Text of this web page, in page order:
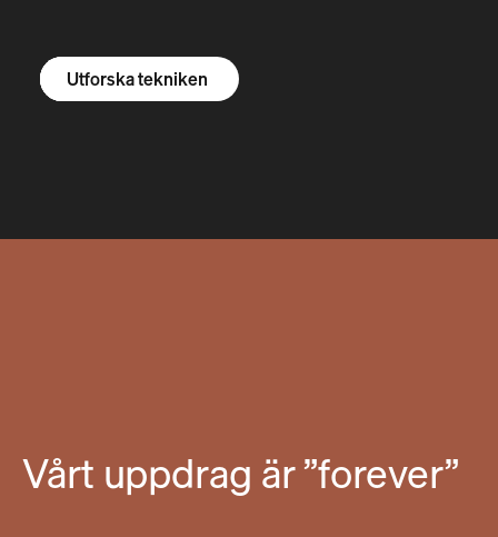
Utforska R1S
Utforska R1T
Utforska skåpbilar
Utforska tekniken
Vårt uppdrag är ”forever”